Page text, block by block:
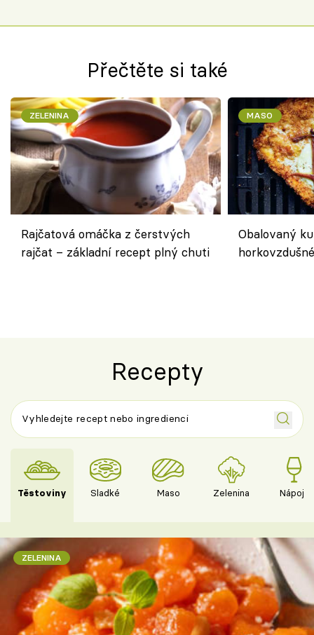
Přečtěte si také
ZELENINA
Rajčatová omáčka z čerstvých
rajčat – základní recept plný chuti
MASO
Obalovaný
Recepty
Těstoviny Sladké Maso Zelenina Nápoje
ZELENINA